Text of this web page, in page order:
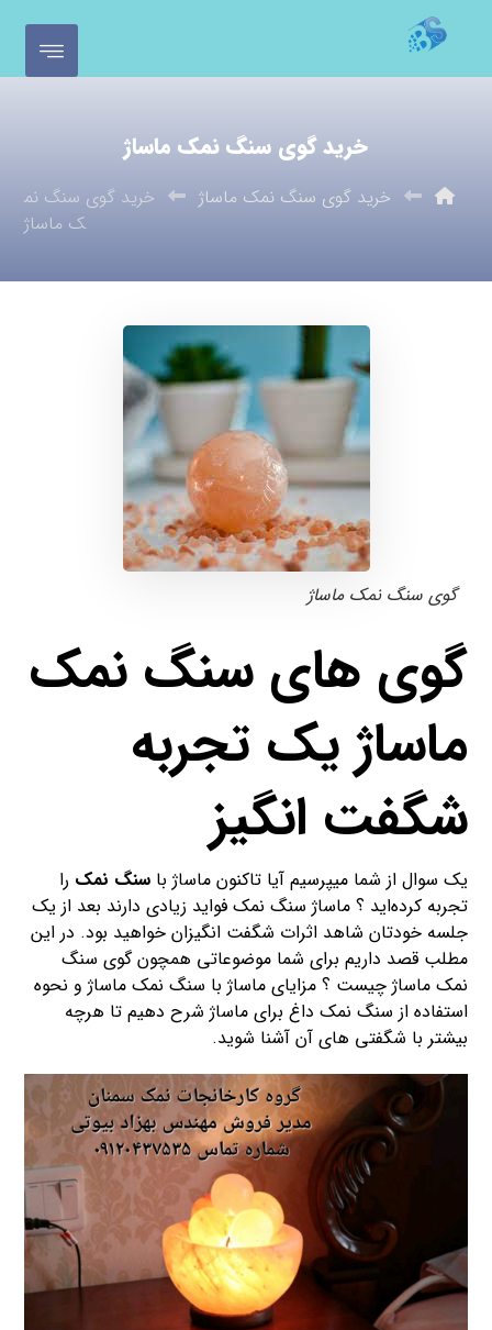
خرید گوی سنگ نمک ماساژ
خرید گوی سنگ نمک ماساژ
خرید گوی سنگ نم
ک ماساژ
گوی سنگ نمک ماساژ
گوی های سنگ نمک
ماساژ یک تجربه
شگفت انگیز
یک سوال از شما میپرسیم آیا تاکنون ماساژ با سنگ نمک را
تجربه کرده‌اید ؟ ماساژ سنگ نمک فواید زیادی دارند بعد از یک
جلسه خودتان شاهد اثرات شگفت انگیزان خواهید بود. در این
مطلب قصد داریم برای شما موضوعاتی همچون گوی سنگ
نمک ماساژ چیست ؟ مزایای ماساژ با سنگ نمک ماساژ و نحوه
استفاده از سنگ نمک داغ برای ماساژ شرح دهیم تا هرچه
بیشتر با شگفتی های آن آشنا شوید.